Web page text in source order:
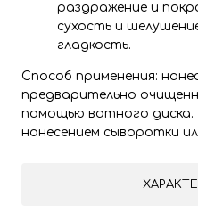
раздражение и
сухость и
гладкость.
Способ применения:
предварительно
помощью ватного
нанесением сыворотки